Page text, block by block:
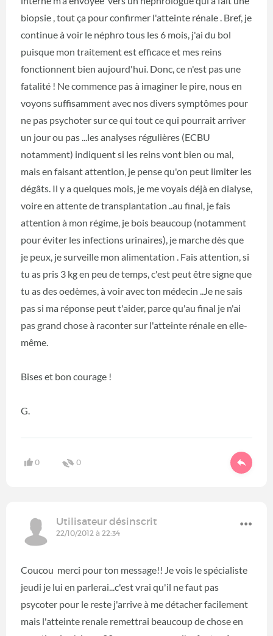
biopsie , tout ça pour confirmer l'atteinte rénale . Bref, je
continue à voir le néphro tous les 6 mois, j'ai du bol
puisque mon traitement est efficace et mes reins
fonctionnent bien aujourd'hui. Donc, ce n'est pas une
fatalité ! Ne commence pas à imaginer le pire, nous en
voyons suffisamment avec nos divers symptômes pour
ne pas psychoter sur ce qui tout ce qui pourrait arriver
un jour ou pas ...les analyses régulières (ECBU
notamment) indiquent si les reins vont bien ou mal,
mais en faisant attention, je pense qu'on peut limiter les
dégâts. Il y a quelques mois, je me voyais déjà en dialyse,
voire en attente de transplantation ..au final, je fais
attention à mon régime, je bois beaucoup (notamment
pour éviter les infections urinaires), je marche dès que
je peux, je surveille mon alimentation . Fais attention, si
tu as pris 3 kg en peu de temps, c'est peut être signe que
tu as des oedèmes, à voir avec ton médecin ..Je ne sais
pas si ma réponse peut t'aider, parce qu'au final je n'ai
pas grand chose à raconter sur l'atteinte rénale en elle-
même.
Bises et bon courage !
G.
0 0
Utilisateur désinscrit
22/10/2012 à 22:34
Coucou merci pour ton message!! Je vois le spécialiste
jeudi je lui en parlerai...c'est vrai qu'il ne faut pas
psycoter pour le reste j'arrive à me détacher facilement
mais l'atteinte renale remettrai beaucoup de chose en